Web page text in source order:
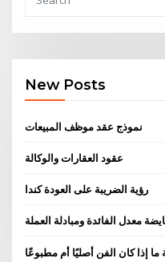
New Posts
نموذج عقد موظف المبيعات
عقود العقارات والوكالة
رؤية الضريبة على العودة كندا
معدل الفائدة ومبادلة العملة
ما إذا كان الفن أصليًا أم مطبوعًا